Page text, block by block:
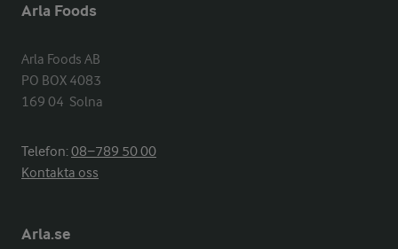
Arla Foods
Arla Foods AB
PO BOX 4083
169 04  Solna
Telefon:08−789 50 00
Kontakta oss
Arla.se